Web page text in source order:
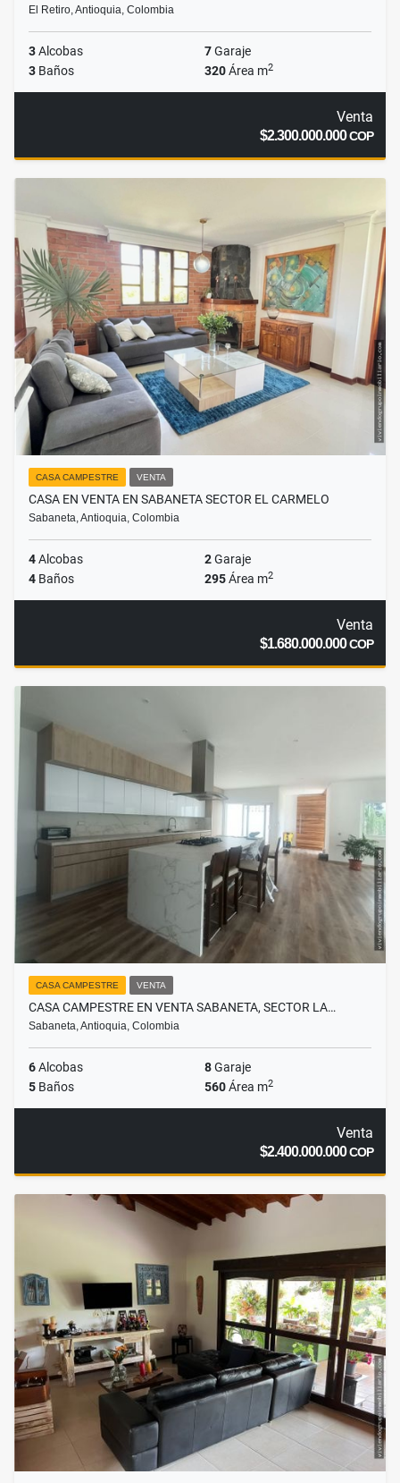
El Retiro, Antioquia, Colombia
3Alcobas 7Garaje
3 Baños 320Área m2
Venta
$2.300.000.000COP
CASA CAMPESTRE VENTA
CASA EN VENTA EN SABANETA SECTOR EL CARMELO
Sabaneta, Antioquia, Colombia
4Alcobas 2Garaje
4 Baños 295Área m2
Venta
$1.680.000.000COP
CASA CAMPESTRE VENTA
CASA CAMPESTRE EN VENTA SABANETA, SECTOR LA…
Sabaneta, Antioquia, Colombia
6Alcobas 8Garaje
5 Baños 560Área m2
Venta
$2.400.000.000COP